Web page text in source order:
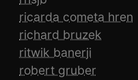
ricarda cometa hren
richard bruzek
ritwik banerji
robert gruber